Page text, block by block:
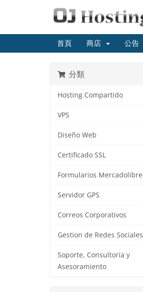
首頁 商店 公告
分類
Hosting Compartido
VPS
Diseño Web
Certificado SSL
Formularios Mercadolibre
Servidor GPS
Correos Corporativos
Gestion de Redes Sociales
Soporte, Consultoría y
Asesoramiento